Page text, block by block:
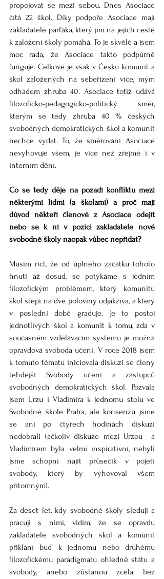
propojovat se mezi sebou. Dnes Asociace
čítá 22 škol. Díky podpoře Asociace mají
zakladatelé parťáka, který jim na jejich cestě
k založení školy pomáhá. To je skvělé a jsem
moc ráda, že Asociace takto podpůrně
funguje. Celkově je však v Česku komunit a
škol založených na sebeřízení více, mým
odhadem zhruba 40. Asociace totiž udává
filozoficko-pedagogicko-politický směr,
kterým se tedy zhruba 40 % českých
svobodných demokratických škol a komunit
nechce vydat. To, že směřování Asociace
nevyhovuje všem, je více než zřejmé i v
interním dění.
Co se tedy děje na pozadí konfliktu mezi
některými lidmi (a školami) a proč mají
důvod někteří členové z Asociace odejít
nebo se k ní v pozici zakladatele nové
svobodné školy naopak vůbec nepřidat?
Musím říct, že od úplného začátku tohoto
hnutí až dosud, se potýkáme s jedním
filozofickým problémem, který komunitu
škol štěpí na dvě poloviny odjakživa, a který
v poslední době graduje. Je to postoj
jednotlivých škol a komunit k tomu, zda v
současném vzdělávacím systému je možná
opravdová svoboda učení. V roce 2018 jsem
k tomuto tématu iniciovala diskuzi se členy
tehdejší Svobody učení a zástupců
svobodných demokratických škol. Pozvala
jsem Urzu i Vladimíra k jednomu stolu ve
Svobodné škole Praha, ale konsenzu jsme
se ani po čtyřech hodinách diskuzí
nedobrali (ačkoliv diskuze mezi Urzou  a
Vladimírem byla velmi inspirativní, nebyli
jsme schopni najít průsečík v pojetí
svobody, který by vyhovoval všem
přítomným).
Za deset let, kdy svobodné školy sleduji a
pracuji s nimi, vidím, že se opravdu
zakladatelé svobodných škol a komunit
přiklání buď k jednomu nebo druhému
filozofickému paradigmatu ohledně státu a
svobody, anebo zůstanou zcela bez